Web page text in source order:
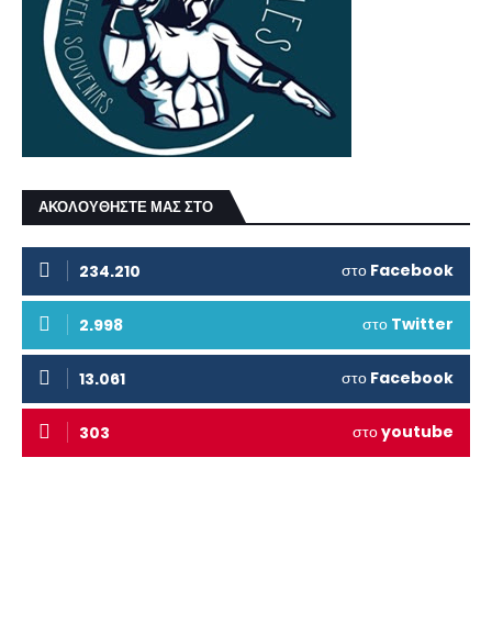
ΑΚΟΛΟΥΘΗΣΤΕ ΜΑΣ ΣΤΟ
234.210 στο Facebook
2.998 στο Twitter
13.061 στο Facebook
303 στοyoutube